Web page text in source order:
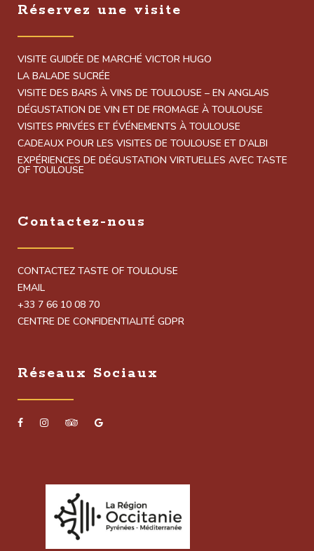
Réservez une visite
VISITE GUIDÉE DE MARCHÉ VICTOR HUGO
LA BALADE SUCRÉE
VISITE DES BARS À VINS DE TOULOUSE – EN ANGLAIS
DÉGUSTATION DE VIN ET DE FROMAGE À TOULOUSE
VISITES PRIVÉES ET ÉVÉNEMENTS À TOULOUSE
CADEAUX POUR LES VISITES DE TOULOUSE ET D’ALBI
EXPÉRIENCES DE DÉGUSTATION VIRTUELLES AVEC TASTE
OF TOULOUSE
Contactez-nous
CONTACTEZ TASTE OF TOULOUSE
EMAIL
+33 7 66 10 08 70
CENTRE DE CONFIDENTIALITÉ GDPR
Réseaux Sociaux